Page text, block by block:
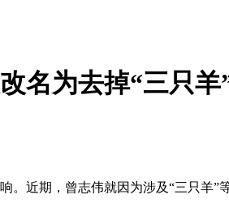
名为去掉“三只羊
近期，曾志伟就因为涉及“三只羊”